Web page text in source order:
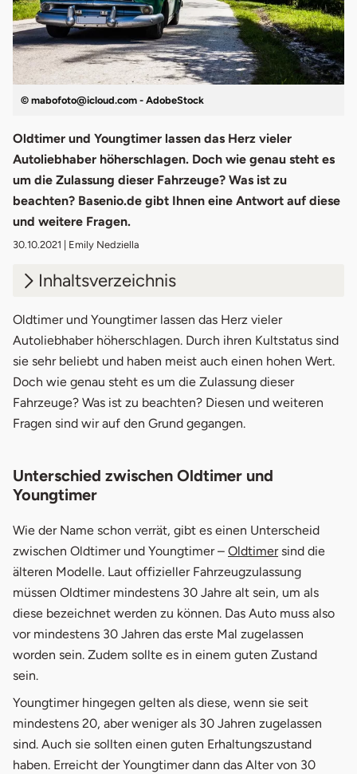
© mabofoto@icloud.com - AdobeStock
Oldtimer und Youngtimer lassen das Herz vieler
Autoliebhaber höherschlagen. Doch wie genau steht es
um die Zulassung dieser Fahrzeuge? Was ist zu
beachten? Basenio.de gibt Ihnen eine Antwort auf diese
und weitere Fragen.
30.10.2021 | Emily Nedziella
Inhaltsverzeichnis
1. Unterschied Oldtimer & Youngtimer
1.1 Was ist ein Oldtimer?
1.2 Was ist ein Youngtimer?
2. Oldtimer-Zulassung
3. Youngtimer-Zulassung
4. Checkliste zur Anmeldung
5. Welches Kennzeichen?
5.1 Reguläres Kennzeichen
5.2 Saison-Kennzeichen
5.4 Kombination H- und Saison-Kennzeichen
Rotes 07er-Kennzeichen
Oldtimer und Youngtimer lassen das Herz vieler
Autoliebhaber höherschlagen. Durch ihren Kultstatus sind
sie sehr beliebt und haben meist auch einen hohen Wert.
Doch wie genau steht es um die Zulassung dieser
Fahrzeuge? Was ist zu beachten? Diesen und weiteren
Fragen sind wir auf den Grund gegangen.
Unterschied zwischen Oldtimer und
Youngtimer
Wie der Name schon verrät, gibt es einen Unterscheid
zwischen Oldtimer und Youngtimer – Oldtimersind die
älteren Modelle. Laut offizieller Fahrzeugzulassung
müssen Oldtimer mindestens 30 Jahre alt sein, um als
diese bezeichnet werden zu können. Das Auto muss also
vor mindestens 30 Jahren das erste Mal zugelassen
worden sein. Zudem sollte es in einem guten Zustand
sein.
Youngtimer hingegen gelten als diese, wenn sie seit
mindestens 20, aber weniger als 30 Jahren zugelassen
sind. Auch sie sollten einen guten Erhaltungszustand
haben. Erreicht der Youngtimer dann das Alter von 30